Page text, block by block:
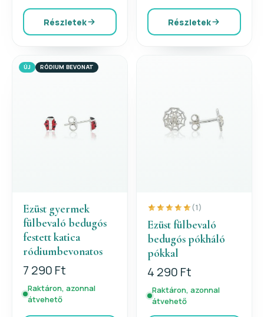
Részletek Részletek
ÚJ RÓDIUM BEVONAT
Ezüst gyermek
fülbevaló bedugós
festett katica
ródiumbevonatos
7 290 Ft
Raktáron, azonnal
átvehető
(1)
Ezüst fülbevaló
bedugós pókháló
pókkal
4 290 Ft
Raktáron, azonnal
átvehető